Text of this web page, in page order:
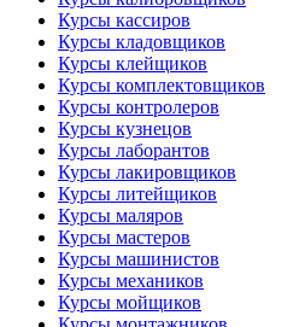
Курсы кассиров
Курсы кладовщиков
Курсы клейщиков
Курсы комплектовщиков
Курсы контролеров
Курсы кузнецов
Курсы лаборантов
Курсы лакировщиков
Курсы литейщиков
Курсы маляров
Курсы мастеров
Курсы машинистов
Курсы механиков
Курсы мойщиков